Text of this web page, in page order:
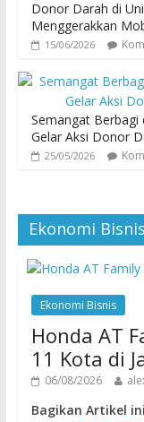
Donor Darah di
Menggerakkan
15/06/2026
Semangat Berbagi
Gelar Aksi Donor
25/05/2026
Ekonomi Bisnis
Ekonomi Bisnis
Honda AT
11 Kota di
06/08/2026
Bagikan Artikel ini